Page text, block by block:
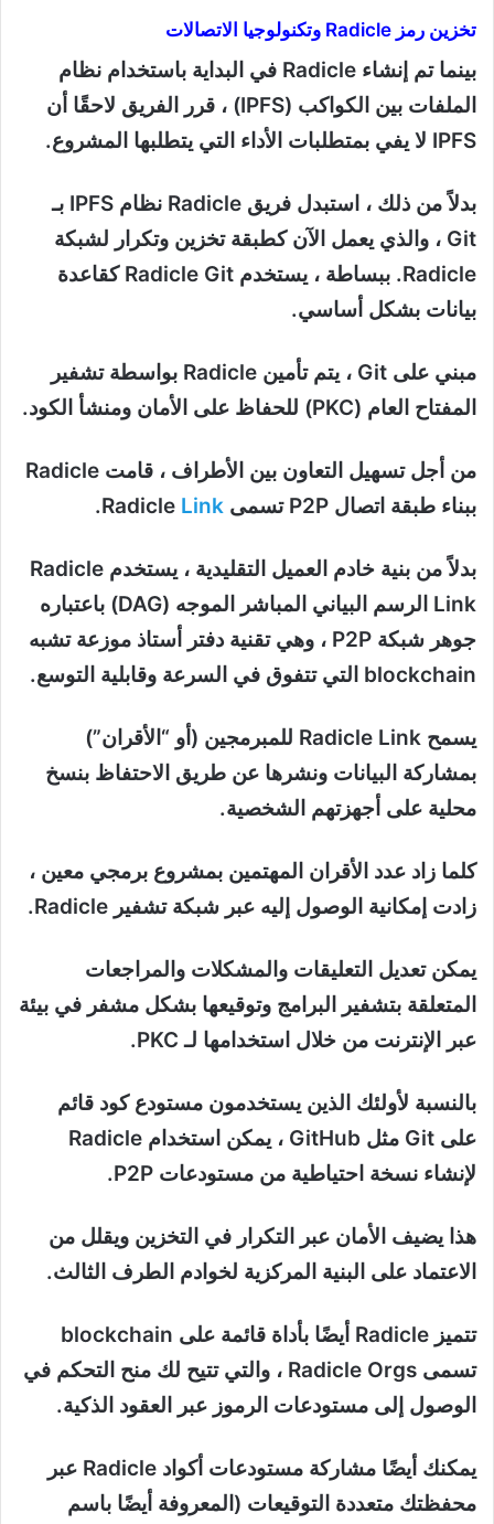
تخزين رمز Radicle وتكنولوجيا الاتصالات
بينما تم إنشاء Radicle في البداية باستخدام نظام
الملفات بين الكواكب (IPFS) ، قرر الفريق لاحقًا أن
IPFS لا يفي بمتطلبات الأداء التي يتطلبها المشروع.
بدلاً من ذلك ، استبدل فريق Radicle نظام IPFS بـ
Git ، والذي يعمل الآن كطبقة تخزين وتكرار لشبكة
Radicle. ببساطة ، يستخدم Radicle Git كقاعدة
بيانات بشكل أساسي.
مبني على Git ، يتم تأمين Radicle بواسطة تشفير
المفتاح العام (PKC) للحفاظ على الأمان ومنشأ الكود.
من أجل تسهيل التعاون بين الأطراف ، قامت Radicle
ببناء طبقة اتصال P2P تسمى Radicle
Link
.
بدلاً من بنية خادم العميل التقليدية ، يستخدم Radicle
Link الرسم البياني المباشر الموجه (DAG) باعتباره
جوهر شبكة P2P ، وهي تقنية دفتر أستاذ موزعة تشبه
blockchain التي تتفوق في السرعة وقابلية التوسع.
يسمح Radicle Link للمبرمجين (أو “الأقران”)
بمشاركة البيانات ونشرها عن طريق الاحتفاظ بنسخ
محلية على أجهزتهم الشخصية.
كلما زاد عدد الأقران المهتمين بمشروع برمجي معين ،
زادت إمكانية الوصول إليه عبر شبكة تشفير Radicle.
يمكن تعديل التعليقات والمشكلات والمراجعات
المتعلقة بتشفير البرامج وتوقيعها بشكل مشفر في بيئة
عبر الإنترنت من خلال استخدامها لـ PKC.
بالنسبة لأولئك الذين يستخدمون مستودع كود قائم
على Git مثل GitHub ، يمكن استخدام Radicle
لإنشاء نسخة احتياطية من مستودعات P2P.
هذا يضيف الأمان عبر التكرار في التخزين ويقلل من
الاعتماد على البنية المركزية لخوادم الطرف الثالث.
تتميز Radicle أيضًا بأداة قائمة على blockchain
تسمى Radicle Orgs ، والتي تتيح لك منح التحكم في
الوصول إلى مستودعات الرموز عبر العقود الذكية.
يمكنك أيضًا مشاركة مستودعات أكواد Radicle عبر
محفظتك متعددة التوقيعات (المعروفة أيضًا باسم